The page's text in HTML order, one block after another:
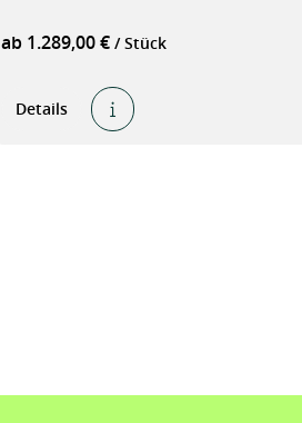
ab 1.289,00 € / Stück
Details